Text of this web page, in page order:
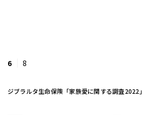
6 8
ジブラルタ生命保険「家族愛に関する調査2022